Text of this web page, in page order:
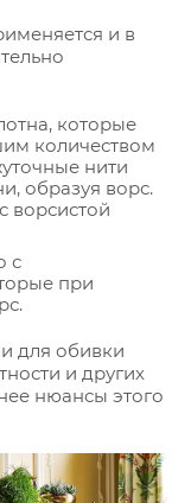
и в
которые
количеством
нити
образуя ворс.
ворсистой
с
при
для обивки
и других
нюансы этого